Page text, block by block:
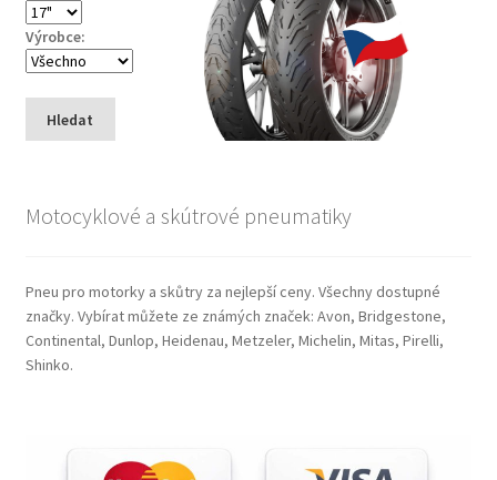
Výrobce:
Hledat
Motocyklové a skútrové pneumatiky
Pneu pro motorky a skůtry za nejlepší ceny. Všechny dostupné
značky. Vybírat můžete ze známých značek: Avon, Bridgestone,
Continental, Dunlop, Heidenau, Metzeler, Michelin, Mitas, Pirelli,
Shinko.